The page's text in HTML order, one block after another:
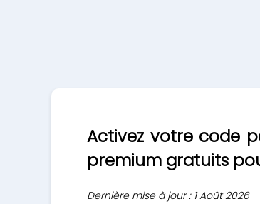
Activez votre code
premium gratuits
Dernière mise à jour : 1 Août 2026